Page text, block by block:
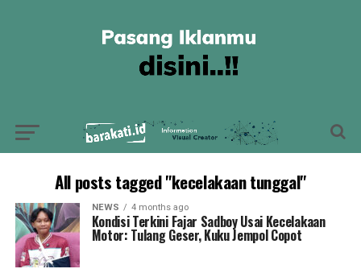
All posts tagged "kecelakaan tunggal"
NEWS 4 months ago
Kondisi Terkini Fajar Sadboy Usai Kecelakaan
Motor: Tulang Geser, Kuku Jempol Copot